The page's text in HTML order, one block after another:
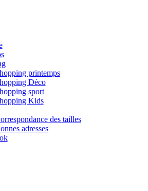
printemps
Déco
sport
Kids
des tailles
adresses